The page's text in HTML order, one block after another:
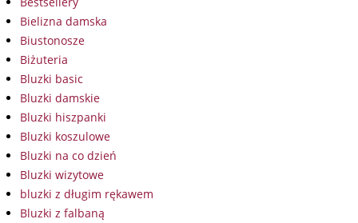
Bielizna damska
Biustonosze
Biżuteria
Bluzki basic
Bluzki damskie
Bluzki hiszpanki
Bluzki koszulowe
Bluzki na co dzień
Bluzki wizytowe
bluzki z długim rękawem
Bluzki z falbaną